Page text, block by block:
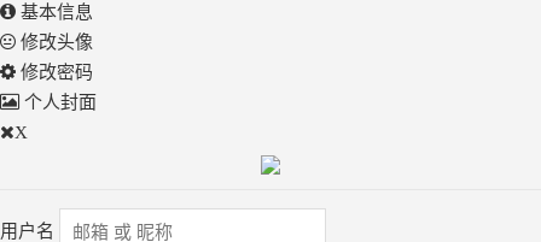
基本信息
修改头像
修改密码
个人封面
X
用户名